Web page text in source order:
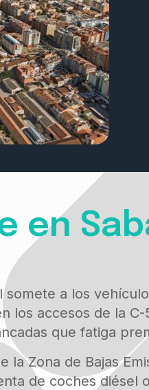
en
a los
los accesos de la
que fatiga
la Zona de Bajas
de coches diésel